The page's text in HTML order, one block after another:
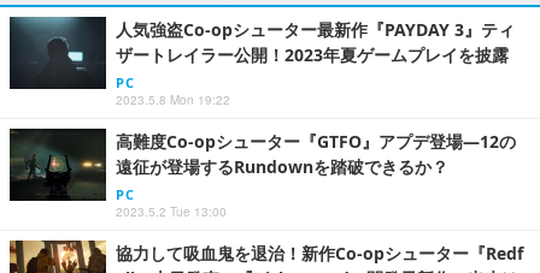
人気強盗Co-opシューター最新作『PAYDAY 3』ティ
ザートレイラー公開！2023年夏ゲームプレイを披露
PC
2023.5.8 Mon 19:22
高難度Co-opシューター『GTFO』アプデ登場―12の
遠征が登場するRundownを踏破できるか？
PC
2023.5.2 Tue 13:00
協力して吸血鬼を退治！新作Co-opシューター『Redf